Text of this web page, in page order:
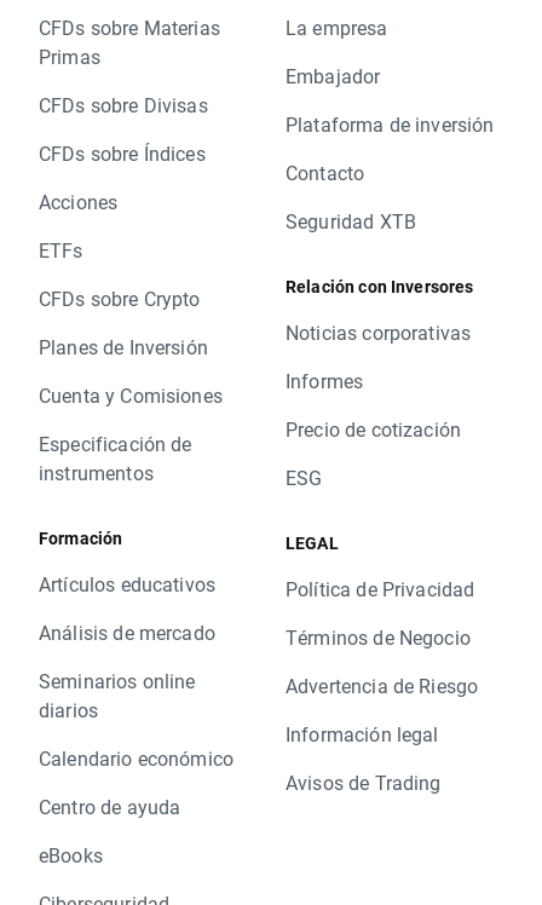
CFDs sobre Materias
Primas
CFDs sobre Divisas
CFDs sobre Índices
Acciones
ETFs
CFDs sobre Crypto
Planes de Inversión
Cuenta y Comisiones
Especificación de
instrumentos
Formación
Artículos educativos
Análisis de mercado
Seminarios online
diarios
Calendario económico
Centro de ayuda
eBooks
La empresa
Embajador
Plataforma de inversión
Contacto
Seguridad XTB
Relación con Inversores
Noticias corporativas
Informes
Precio de cotización
ESG
LEGAL
Política de Privacidad
Términos de Negocio
Advertencia de Riesgo
Información legal
Avisos de Trading